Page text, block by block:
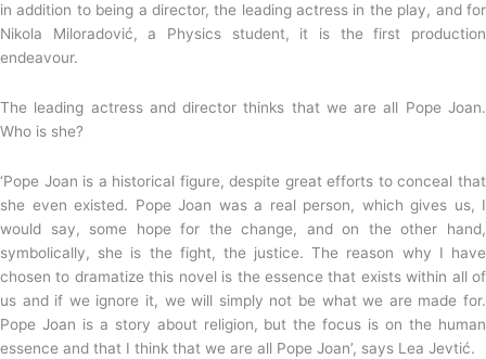
in addition to being a director, the leading actress in the play, and for
Nikola Miloradović, a Physics student, it is the first production
endeavour.
The leading actress and director thinks that we are all Pope Joan.
Who is she?
‘Pope Joan is a historical figure, despite great efforts to conceal that
she even existed. Pope Joan was a real person, which gives us, I
would say, some hope for the change, and on the other hand,
symbolically, she is the fight, the justice. The reason why I have
chosen to dramatize this novel is the essence that exists within all of
us and if we ignore it, we will simply not be what we are made for.
Pope Joan is a story about religion, but the focus is on the human
essence and that I think that we are all Pope Joan’, says Lea Jevtić.